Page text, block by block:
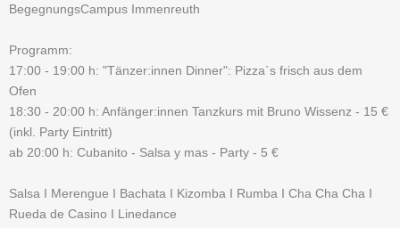
BegegnungsCampus Immenreuth
Programm:
17:00 - 19:00 h: "Tänzer:innen Dinner": Pizza`s frisch aus dem
Ofen
18:30 - 20:00 h: Anfänger:innen Tanzkurs mit Bruno Wissenz - 15 €
(inkl. Party Eintritt)
ab 20:00 h: Cubanito - Salsa y mas - Party - 5 €
Salsa I Merengue I Bachata I Kizomba I Rumba I Cha Cha Cha I
Rueda de Casino I Linedance